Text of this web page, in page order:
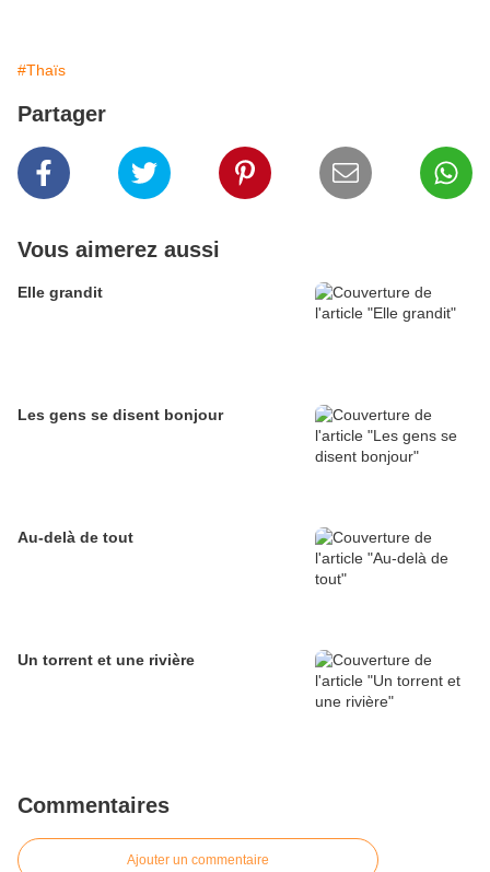
#Thaïs
Partager
Vous aimerez aussi
Elle grandit
Les gens se disent bonjour
Au-delà de tout
Un torrent et une rivière
Commentaires
Ajouter un commentaire